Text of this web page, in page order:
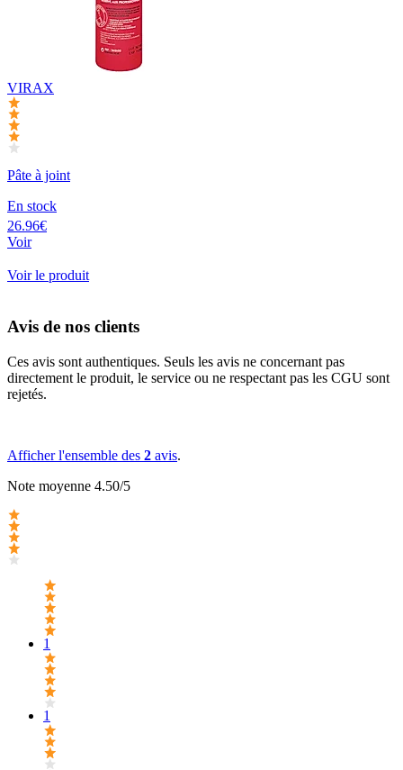
VIRAX
Pâte à joint
En stock
26.96€
Voir
Voir le produit
Avis de nos clients
Ces avis sont authentiques. Seuls les avis ne concernant pas
directement le produit, le service ou ne respectant pas les CGU sont
rejetés.
Afficher l'ensemble des 2 avis.
Note moyenne 4.50/5
1
1